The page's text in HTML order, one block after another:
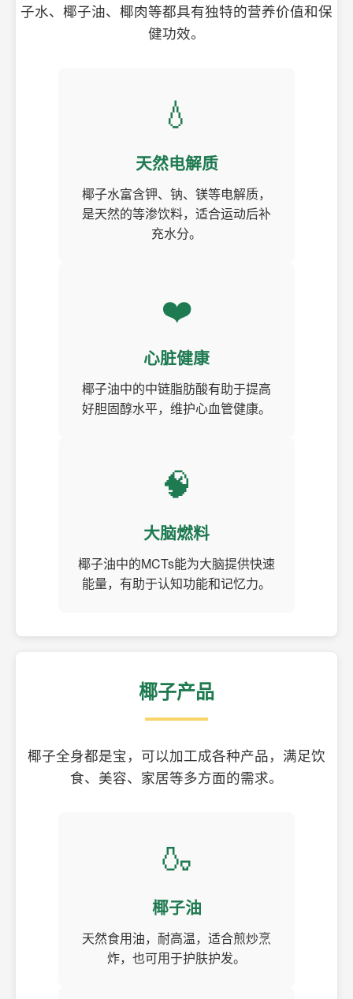
子水、椰子油、椰肉等都具有独特的营养价值和保
健功效。
💧
天然电解质
椰子水富含钾、钠、镁等电解质，
是天然的等渗饮料，适合运动后补
充水分。
❤️
心脏健康
椰子油中的中链脂肪酸有助于提高
好胆固醇水平，维护心血管健康。
🧠
大脑燃料
椰子油中的MCTs能为大脑提供快速
能量，有助于认知功能和记忆力。
椰子产品
椰子全身都是宝，可以加工成各种产品，满足饮
食、美容、家居等多方面的需求。
🍶
椰子油
天然食用油，耐高温，适合煎炒烹
炸，也可用于护肤护发。